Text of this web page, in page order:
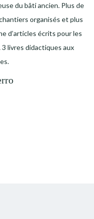
du bâti ancien. Plus de
organisés et plus
d’articles écrits pour les
livres didactiques aux